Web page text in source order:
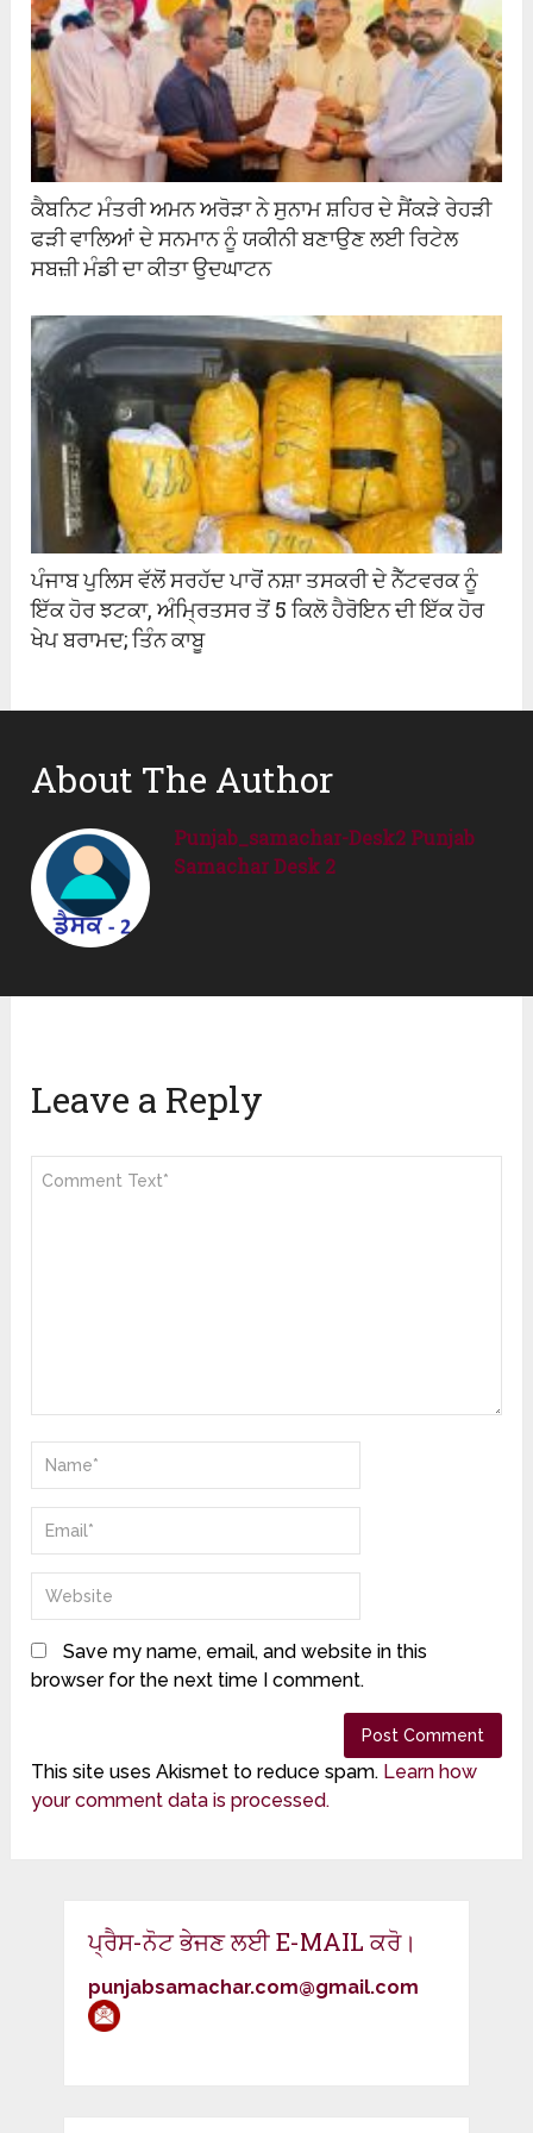
ਕੈਬਨਿਟ ਮੰਤਰੀ ਅਮਨ ਅਰੋੜਾ ਨੇ ਸੁਨਾਮ ਸ਼ਹਿਰ ਦੇ ਸੈਂਕੜੇ ਰੇਹੜੀ
ਫੜੀ ਵਾਲਿਆਂ ਦੇ ਸਨਮਾਨ ਨੂੰ ਯਕੀਨੀ ਬਣਾਉਣ ਲਈ ਰਿਟੇਲ
ਸਬਜ਼ੀ ਮੰਡੀ ਦਾ ਕੀਤਾ ਉਦਘਾਟਨ
ਪੰਜਾਬ ਪੁਲਿਸ ਵੱਲੋਂ ਸਰਹੱਦ ਪਾਰੋਂ ਨਸ਼ਾ ਤਸਕਰੀ ਦੇ ਨੈੱਟਵਰਕ ਨੂੰ
ਇੱਕ ਹੋਰ ਝਟਕਾ, ਅੰਮ੍ਰਿਤਸਰ ਤੋਂ 5 ਕਿਲੋ ਹੈਰੋਇਨ ਦੀ ਇੱਕ ਹੋਰ
ਖੇਪ ਬਰਾਮਦ; ਤਿੰਨ ਕਾਬੂ
About The Author
Punjab_samachar-Desk2 Punjab
Samachar Desk 2
Leave a Reply
Save my name, email, and website in this
browser for the next time I comment.
This site uses Akismet to reduce spam. Learn how
your comment data is processed.
ਪ੍ਰੈਸ-ਨੋਟ ਭੇਜਣ ਲਈ E-MAIL ਕਰੋ।
punjabsamachar.com@gmail.com